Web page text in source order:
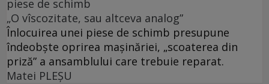
piese de schimb
„O vîscozitate, sau altceva analog”
Înlocuirea unei piese de schimb presupune
îndeobște oprirea mașinăriei, „scoaterea din
priză” a ansamblului care trebuie reparat.
Matei PLEŞU